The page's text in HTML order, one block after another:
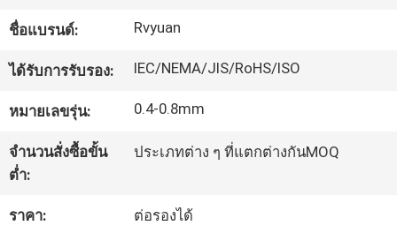
ชื่อแบรนด์: Rvyuan
ได้รับการรับรอง: IEC/NEMA/JIS/RoHS/ISO
หมายเลขรุ่น: 0.4-0.8mm
จำนวนสั่งซื้อขั้น
ต่ำ:
ประเภทต่าง ๆ ที่แตกต่างกันMOQ
ราคา: ต่อรองได้